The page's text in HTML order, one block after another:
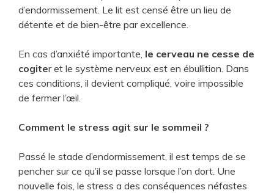
d’endormissement. Le lit est censé être un lieu de
détente et de bien-être par excellence.
En cas d’anxiété importante, le cerveau ne cesse de
cogiter et le système nerveux est en ébullition. Dans
ces conditions, il devient compliqué, voire impossible
de fermer l’œil.
Comment le stress agit sur le sommeil ?
Passé le stade d’endormissement, il est temps de se
pencher sur ce qu’il se passe lorsque l’on dort. Une
nouvelle fois, le stress a des conséquences néfastes